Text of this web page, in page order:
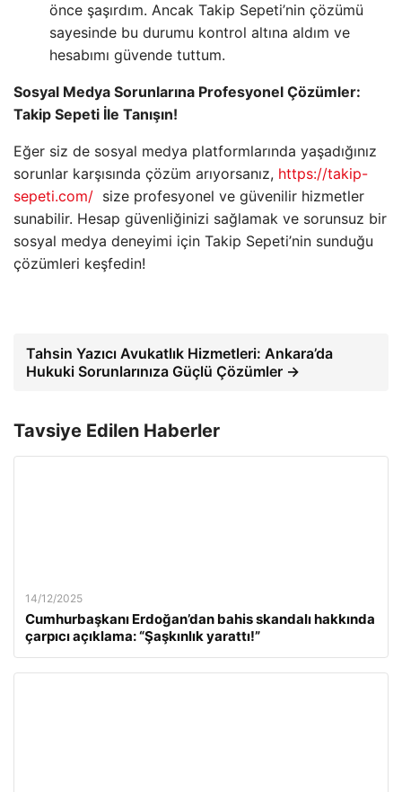
önce şaşırdım. Ancak Takip Sepeti’nin çözümü
sayesinde bu durumu kontrol altına aldım ve
hesabımı güvende tuttum.
Sosyal Medya Sorunlarına Profesyonel Çözümler:
Takip Sepeti İle Tanışın!
Eğer siz de sosyal medya platformlarında yaşadığınız
sorunlar karşısında çözüm arıyorsanız, https://takip-
sepeti.com/ size profesyonel ve güvenilir hizmetler
sunabilir. Hesap güvenliğinizi sağlamak ve sorunsuz bir
sosyal medya deneyimi için Takip Sepeti’nin sunduğu
çözümleri keşfedin!
Tahsin Yazıcı Avukatlık Hizmetleri: Ankara’da
Hukuki Sorunlarınıza Güçlü Çözümler →
Tavsiye Edilen Haberler
14/12/2025
Cumhurbaşkanı Erdoğan’dan bahis skandalı hakkında
çarpıcı açıklama: “Şaşkınlık yarattı!”